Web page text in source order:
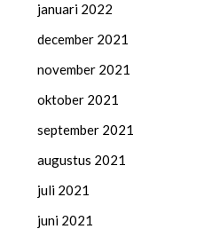
januari 2022
december 2021
november 2021
oktober 2021
september 2021
augustus 2021
juli 2021
juni 2021